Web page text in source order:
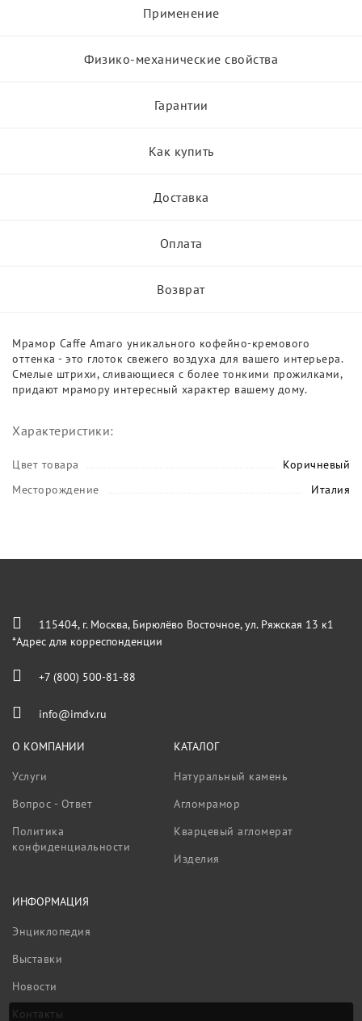
Применение
Физико-механические свойства
Гарантии
Как купить
Доставка
Оплата
Возврат
Мрамор Caffe Amaro уникального кофейно-кремового
оттенка - это глоток свежего воздуха для вашего интерьера.
Смелые штрихи, сливающиеся с более тонкими прожилками,
придают мрамору интересный характер вашему дому.
Характеристики:
Цвет товара
Коричневый
Месторождение
Италия
115404, г. Москва, Бирюлёво Восточное, ул. Ряжская 13 к1
*Адрес для корреспонденции
+7 (800) 500-81-88
info@imdv.ru
О КОМПАНИИ
Услуги
Вопрос - Ответ
Политика
конфиденциальности
КАТАЛОГ
Натуральный камень
Агломрамор
Кварцевый агломерат
Изделия
ИНФОРМАЦИЯ
Энциклопедия
Выставки
Новости
Контакты